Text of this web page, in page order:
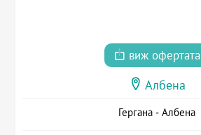
виж офертата
Албена
Гергана - Албена